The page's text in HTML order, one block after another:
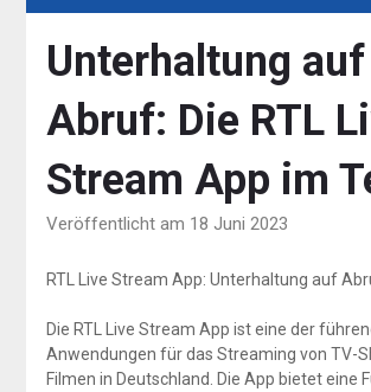
Unterhaltung auf
Abruf: Die RTL
Stream App im
Veröffentlicht am 18 Juni 2023
RTL Live Stream App: Unterhaltung auf
Die RTL Live Stream App ist eine der
Anwendungen für das Streaming von TV-
Filmen in Deutschland. Die App bietet eine